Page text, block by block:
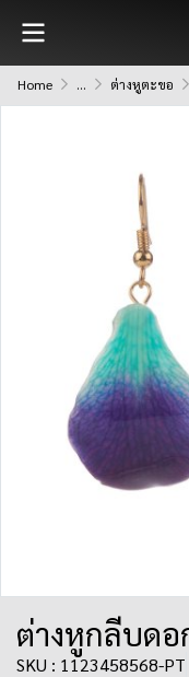
Home ... ต่างหูตะขอ
ต่างหูกลีบดอ
SKU : 1123458568-PT